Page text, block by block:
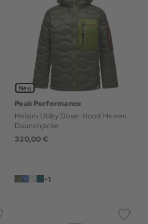
Neu
Peak Performance
Helium Utility Down Hood Herren
Daunenjacke
320,00 €
+1